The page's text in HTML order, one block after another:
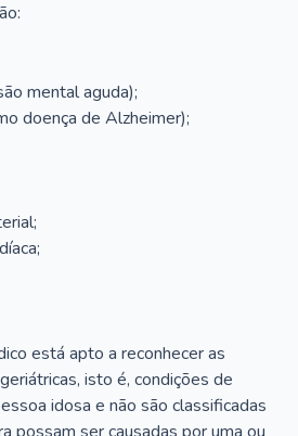
mental aguda);
doença de Alzheimer);
está apto a reconhecer as
isto é, condições de
idosa e não são classificadas